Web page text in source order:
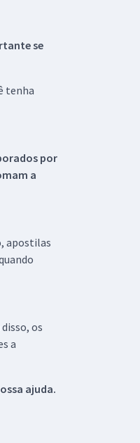
se
tenha
por
a
apostilas
os
a
ajuda.